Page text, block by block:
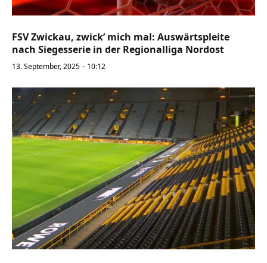
FSV Zwickau, zwick’ mich mal: Auswärtspleite
nach Siegesserie in der Regionalliga Nordost
13. September, 2025 – 10:12